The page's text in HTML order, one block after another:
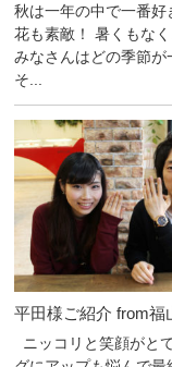
秋は一年の中で一番
花も素敵！ 暑くもな
みなさんはどの季節が
そ...
平田様ご紹介 from福
ニッコリと笑顔がと